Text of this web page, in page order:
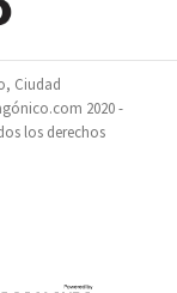
Ciudad
2020 -
los derechos